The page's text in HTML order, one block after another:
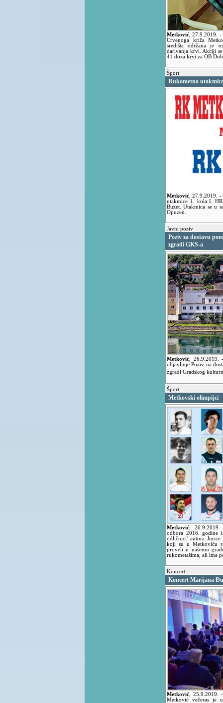
Metković ,27.9.2019. -
Crvenoga križa
središta održana je
darivanja krvi. Akciji
41 doza krvi za OB
Šport
Rukometna
Metković ,27.9.2019. -
utakmice 1. kola I.
Buzet. Utakmica se u
Opuzen.
Javni poziv
Poziv za dostavu
zgradi GKS-a
Metković 26.9.2019.
objavljuje Poziv na
zgradi Gradskog
Šport
Metkovski olimpijci
Metković
odbora 2016. godine
odličnici' autora
koji su u Metkoviću
proveli u našemu
rukometašima, ali ima
Koncert
Koncert Marijana
Metković 25.9.2019.
Metković večeras je